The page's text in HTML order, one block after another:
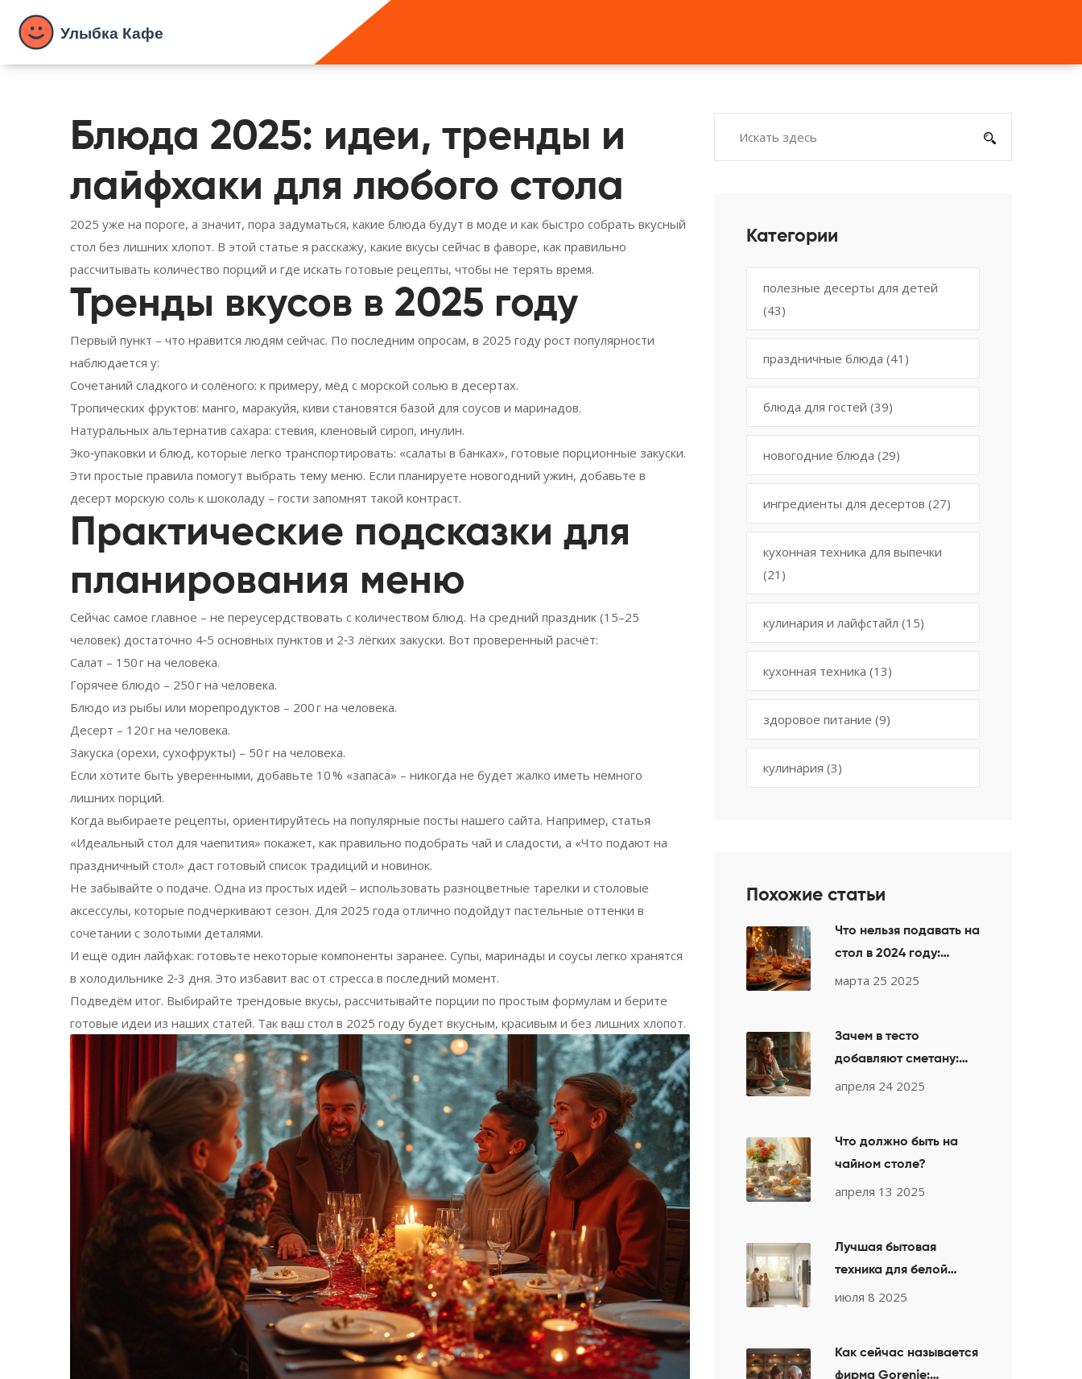
Блюда 2025: идеи, тренды и
лайфхаки для любого стола
2025 уже на пороге, а значит, пора задуматься, какие блюда будут в моде и как быстро собрать вкусный
стол без лишних хлопот. В этой статье я расскажу, какие вкусы сейчас в фаворе, как правильно
рассчитывать количество порций и где искать готовые рецепты, чтобы не терять время.
Тренды вкусов в 2025 году
Первый пункт – что нравится людям сейчас. По последним опросам, в 2025 году рост популярности
наблюдается у:
Сочетаний сладкого и солёного: к примеру, мёд с морской солью в десертах.
Тропических фруктов: манго, маракуйя, киви становятся базой для соусов и маринадов.
Натуральных альтернатив сахара: стевия, кленовый сироп, инулин.
Эко‑упаковки и блюд, которые легко транспортировать: «салаты в банках», готовые порционные закуски.
Эти простые правила помогут выбрать тему меню. Если планируете новогодний ужин, добавьте в
десерт морскую соль к шоколаду – гости запомнят такой контраст.
Практические подсказки для
планирования меню
Сейчас самое главное – не переусердствовать с количеством блюд. На средний праздник (15–25
человек) достаточно 4‑5 основных пунктов и 2‑3 лёгких закуски. Вот проверенный расчёт:
Салат – 150 г на человека.
Горячее блюдо – 250 г на человека.
Блюдо из рыбы или морепродуктов – 200 г на человека.
Десерт – 120 г на человека.
Закуска (орехи, сухофрукты) – 50 г на человека.
Если хотите быть уверенными, добавьте 10 % «запаса» – никогда не будет жалко иметь немного
лишних порций.
Когда выбираете рецепты, ориентируйтесь на популярные посты нашего сайта. Например, статья
«Идеальный стол для чаепития» покажет, как правильно подобрать чай и сладости, а «Что подают на
праздничный стол» даст готовый список традиций и новинок.
Не забывайте о подаче. Одна из простых идей – использовать разноцветные тарелки и столовые
аксессулы, которые подчеркивают сезон. Для 2025 года отлично подойдут пастельные оттенки в
сочетании с золотыми деталями.
И ещё один лайфхак: готовьте некоторые компоненты заранее. Супы, маринады и соусы легко хранятся
в холодильнике 2‑3 дня. Это избавит вас от стресса в последний момент.
Подведём итог. Выбирайте трендовые вкусы, рассчитывайте порции по простым формулам и берите
готовые идеи из наших статей. Так ваш стол в 2025 году будет вкусным, красивым и без лишних хлопот.
Категории
полезные десерты для детей
(43)
праздничные блюда (41)
блюда для гостей (39)
новогодние блюда (29)
ингредиенты для десертов (27)
кухонная техника для выпечки
(21)
кулинария и лайфстайл (15)
кухонная техника (13)
здоровое питание (9)
кулинария (3)
Похожие статьи
Что нельзя подавать на
стол в 2024 году:
избегаем кулинарных
марта 25 2025
Зачем в тесто
добавляют сметану:
секреты мягкости и
апреля 24 2025
Что должно быть на
чайном столе?
апреля 13 2025
Лучшая бытовая
техника для белой
кухни: советы по стилю
июля 8 2025
Как сейчас называется
фирма Gorenje: